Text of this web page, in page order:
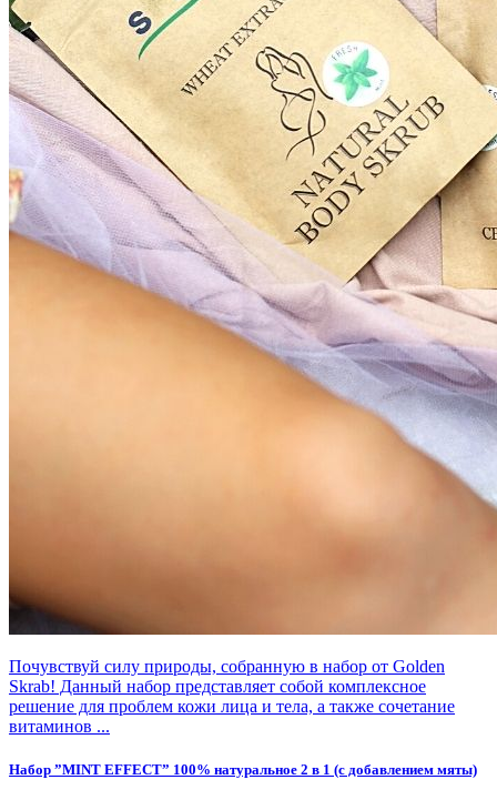
Почувствуй силу природы, собранную в набор от Golden
Skrab! Данный набор представляет собой комплексное
решение для проблем кожи лица и тела, а также сочетание
витаминов ...
Набор ”MINT EFFECT” 100% натуральное 2 в 1 (с добавлением мяты)